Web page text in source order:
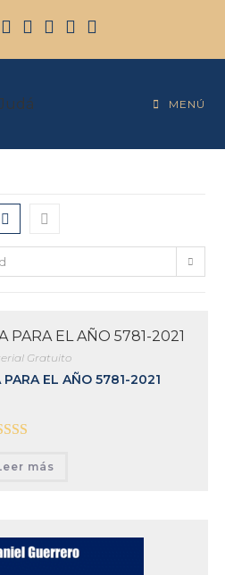
MENÚ
Gratuito
PARA EL AÑO 5781-2021
de 5
más